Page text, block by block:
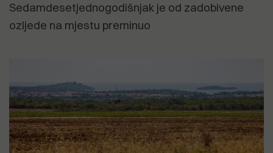
Sedamdesetjednogodišnjak je od zadobivene
ozljede na mjestu preminuo